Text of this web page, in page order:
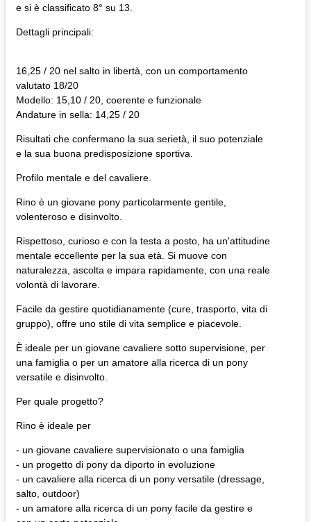
e si è classificato 8° su 13.
Dettagli principali:
16,25 / 20 nel salto in libertà, con un comportamento
valutato 18/20
Modello: 15,10 / 20, coerente e funzionale
Andature in sella: 14,25 / 20
Risultati che confermano la sua serietà, il suo potenziale
e la sua buona predisposizione sportiva.
Profilo mentale e del cavaliere.
Rino è un giovane pony particolarmente gentile,
volenteroso e disinvolto.
Rispettoso, curioso e con la testa a posto, ha un'attitudine
mentale eccellente per la sua età. Si muove con
naturalezza, ascolta e impara rapidamente, con una reale
volontà di lavorare.
Facile da gestire quotidianamente (cure, trasporto, vita di
gruppo), offre uno stile di vita semplice e piacevole.
È ideale per un giovane cavaliere sotto supervisione, per
una famiglia o per un amatore alla ricerca di un pony
versatile e disinvolto.
Per quale progetto?
Rino è ideale per
- un giovane cavaliere supervisionato o una famiglia
- un progetto di pony da diporto in evoluzione
- un cavaliere alla ricerca di un pony versatile (dressage,
salto, outdoor)
- un amatore alla ricerca di un pony facile da gestire e